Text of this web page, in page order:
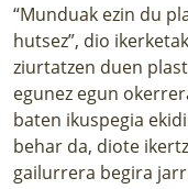
“Munduak ezin du
hutsez”, dio
ziurtatzen duen
egunez egun
baten ikuspegia
behar da, diote
gailurrera begira